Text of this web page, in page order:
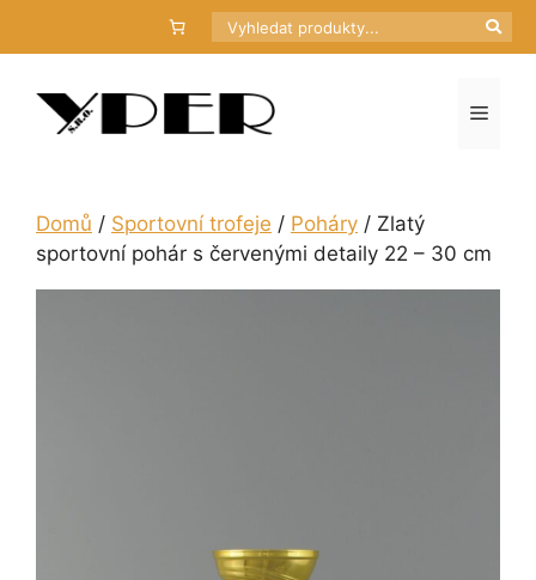
Hledat
Menu
Domů / Sportovní trofeje / Poháry / Zlatý
sportovní pohár s červenými detaily 22 – 30 cm